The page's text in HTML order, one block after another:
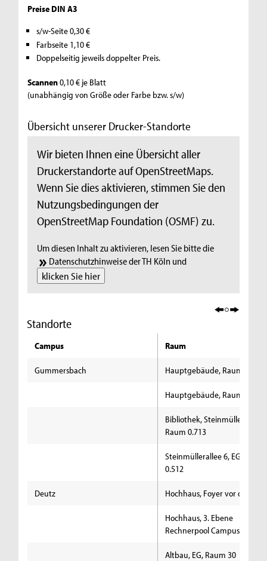
Preise DIN A3
s/w-Seite 0,30 €
Farbseite 1,10 €
Doppelseitig jeweils doppelter Preis.
Scannen0,10 € je Blatt
(unabhängig von Größe oder Farbe bzw. s/w)
Übersicht unserer Drucker-Standorte
Wir bieten Ihnen eine Übersicht aller
Druckerstandorte auf OpenStreetMaps.
Wenn Sie dies aktivieren, stimmen Sie den
Nutzungsbedingungen der
OpenStreetMap Foundation (OSMF) zu.
Um diesen Inhalt zu aktivieren, lesen Sie bitte die
Datenschutzhinweise der TH Kölnund
klicken Sie hier
Standorte
Campus Raum
Gummersbach Hauptgebäude, Raum 1.207
Hauptgebäude, Raum 1.236
Bibliothek, Steinmüllerallee
Raum 0.713
Steinmüllerallee 6, EG Raum
0.512
Deutz Hochhaus, Foyer vor der
Hochhaus, 3. Ebene
Rechnerpool Campus IT
Altbau, EG, Raum 30